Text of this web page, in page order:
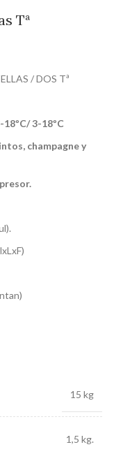
Tª
/ DOS Tª
18ºC/ 3-18ºC
champagne y
15 kg
1,5 kg.